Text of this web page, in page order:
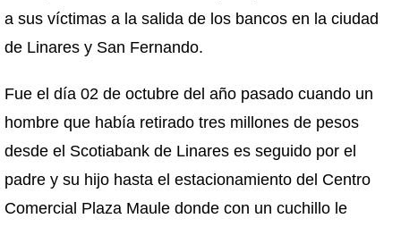
a sus víctimas a la salida de los bancos en la ciudad
de Linares y San Fernando.
Fue el día 02 de octubre del año pasado cuando un
hombre que había retirado tres millones de pesos
desde el Scotiabank de Linares es seguido por el
padre y su hijo hasta el estacionamiento del Centro
Comercial Plaza Maule donde con un cuchillo le